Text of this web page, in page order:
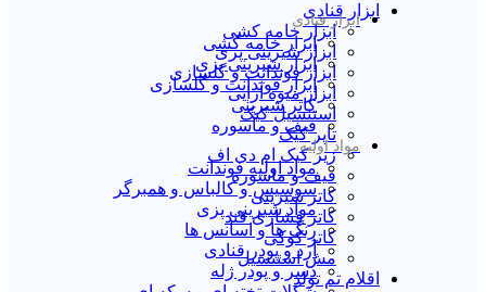
ابزار قنادی
ابزار خامه کشی
ابزار شیرینی پزی
ابزار فوندانت و گلسازی
ابزار میوه آرایی
استنسیل کیک
تاپر کیک
زیر کیک ام دی اف
قیف و ماسوره
کاتر شیرینی
کاتر فشاری قند
کاتر کوکی
مش استنسیل
اقلام تم تولد
ابزار قنادی
ابزار خامه کشی
ابزار شیرینی پزی
ابزار فوندانت و گلسازی
کاتر شیرینی
قیف و ماسوره
مواد اولیه
مواد اولیه فوندانت
سوسیس و کالباس و همبرگر
مواد شیرینی پزی
رنگ ها و اسانس ها
آرد و پودر قنادی
دسر و پودر ژله